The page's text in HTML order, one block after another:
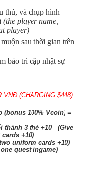
thủ, và chụp hình
(the player name,
player)
sau thời gian trên
bảo trì cập nhật sự
VNĐ (CHARGING $448):
(bonus 100% Vcoin) =
thành 3 thẻ +10 (Give
+10)
uniform cards +10)
quest ingame)